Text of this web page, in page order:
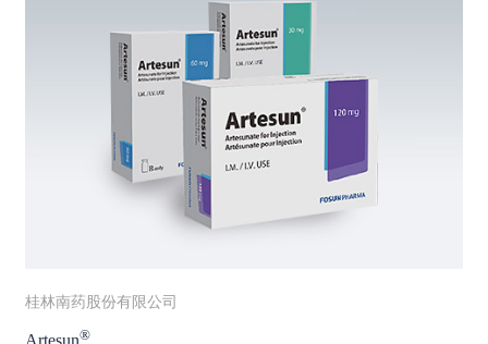
桂林南药股份有限公司
®